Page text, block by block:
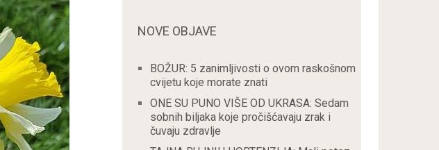
NOVE OBJAVE
BOŽUR: 5 zanimljivosti o ovom raskošnom
cvijetu koje morate znati
ONE SU PUNO VIŠE OD UKRASA: Sedam
sobnih biljaka koje pročišćavaju zrak i
čuvaju zdravlje